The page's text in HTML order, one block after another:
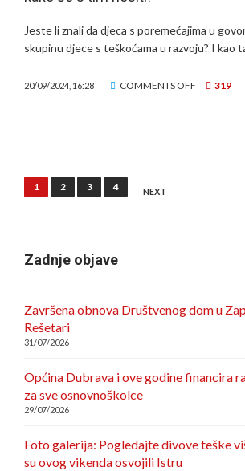
Jeste li znali da djeca s poremećajima u
skupinu djece s teškoćama u razvoju? I kao
20/09/2024, 16:28 COMMENTS OFF ON
EVO
319
Posts
1 2 3 4 NEXT
Zadnje objave
Završena obnova Društvenog dom u
Rešetari
31/07/2026
Općina Dubrava i ove godine financira
za sve osnovnoškolce
29/07/2026
Foto galerija: Pogledajte divove teške
su ovog vikenda osvojili Istru